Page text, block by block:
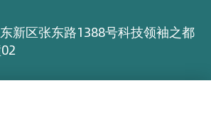
新区张东路1388号科技领袖之都